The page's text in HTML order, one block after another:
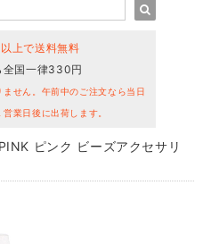
上で送料無料
全国一律330円
せん。午前中のご注文なら当日
業日後に出荷します。
ピンク ビーズアクセサリ